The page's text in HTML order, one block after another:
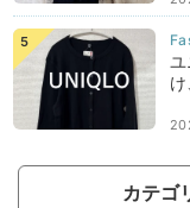
カテゴ